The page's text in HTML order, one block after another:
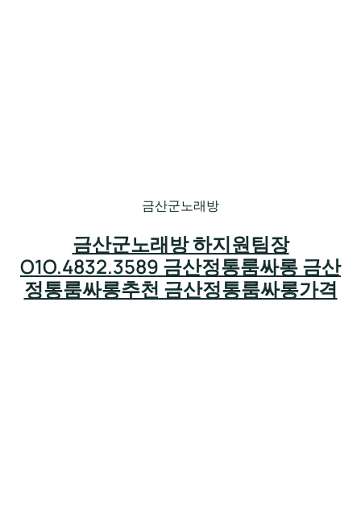
금산군노래방
금산군노래방 하지원팀장
O1O.4832.3589 금산정통룸싸롱 금산
정통룸싸롱추천 금산정통룸싸롱가격